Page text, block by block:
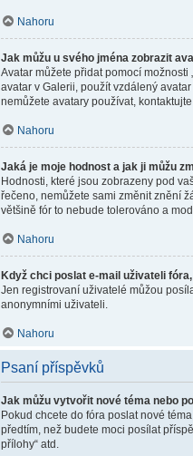
Nahoru
Jak můžu u svého jména zobrazit
Avatar můžete přidat pomocí možnosti
avatar v Galerii, použít vzdálený
nemůžete avatary používat,
Nahoru
Jaká je moje hodnost a jak ji můžu
Hodnosti, které jsou zobrazeny pod
řečeno, nemůžete sami změnit znění
většině fór to nebude tolerováno a
Nahoru
Když chci poslat e-mail uživateli
Jen registrovaní uživatelé můžou
anonymními uživateli.
Nahoru
Psaní příspěvků
Jak můžu vytvořit nové téma nebo
Pokud chcete do fóra poslat nové
předtím, než budete moci posílat
přílohy“ atd.